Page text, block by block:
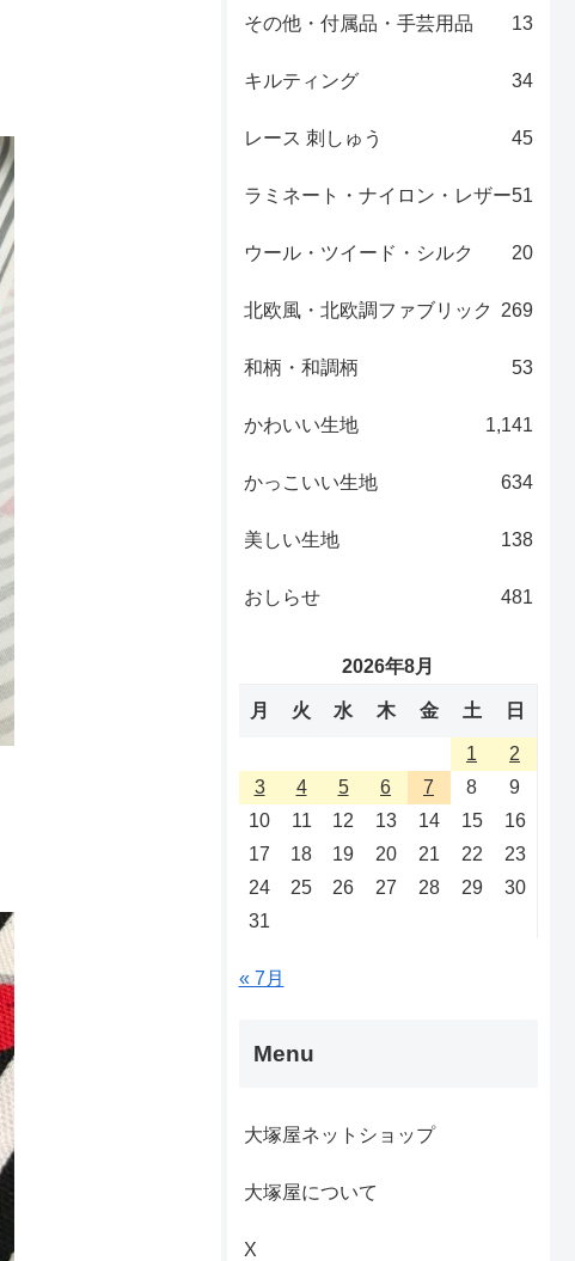
その他・付属品・手芸用品 13
キルティング 34
レース 刺しゅう 45
ラミネート・ナイロン・レザー51
ウール・ツイード・シルク 20
北欧風・北欧調ファブリック 269
和柄・和調柄 53
かわいい生地 1,141
かっこいい生地 634
美しい生地 138
おしらせ 481
2026年8月
月 火 水 木 金 土 日
1
2
3
4 5 6 7 8
9
10
11 12 13 14 15
16
17
18 19 20 21 22
23
24
25 26 27 28 29
30
31
« 7月
Menu
大塚屋ネットショップ
大塚屋について
X